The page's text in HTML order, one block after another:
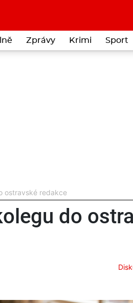
Zprávy Krimi Sport
ostravské redakce
do